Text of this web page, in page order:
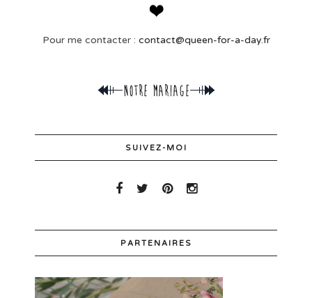
Pour me contacter : contact@queen-for-a-day.fr
SUIVEZ-MOI
PARTENAIRES